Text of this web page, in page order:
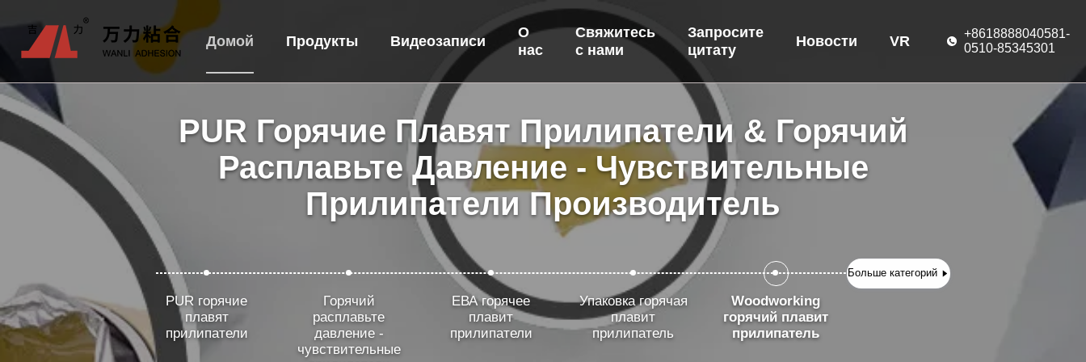
Домой Продукты Видеозаписи
О
нас
Свяжитесь
с нами
Запросите
цитату
Новости VR
+8618888040581-
0510-85345301
PUR Горячие Плавят Прилипатели & Горячий
Расплавьте Давление - Чувствительные
Прилипатели Производитель
PUR горячие
плавят
прилипатели
Горячий
расплавьте
давление -
чувствительные
ЕВА горячее
плавит
прилипатели
Упаковка горячая
плавит
прилипатель
Woodworking
горячий плавит
прилипатель
Больше категорий